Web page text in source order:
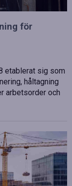
för
etablerat sig som
håltagning
arbetsorder och